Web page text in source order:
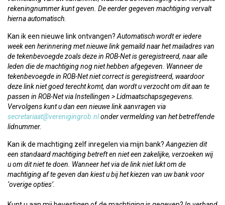
rekeningnummer kunt geven. De eerder gegeven machtiging vervalt
hierna automatisch.
Kan ik een nieuwe link ontvangen? Automatisch wordt er iedere
week een herinnering met nieuwe link gemaild naar het mailadres van
de tekenbevoegde zoals deze in ROB-Net is geregistreerd, naar alle
leden die de machtiging nog niet hebben afgegeven. Wanneer de
tekenbevoegde in ROB-Net niet correct is geregistreerd, waardoor
deze link niet goed terecht komt, dan wordt u verzocht om dit aan te
passen in ROB-Net via Instellingen > Lidmaatschapsgegevens.
Vervolgens kunt u dan een nieuwe link aanvragen via
secretariaat@verenigingrob.nlonder vermelding van het betreffende
lidnummer.
Kan ik de machtiging zelf inregelen via mijn bank? Aangezien dit
een standaard machtiging betreft en niet een zakelijke, verzoeken wij
u om dit niet te doen. Wanneer het via de link niet lukt om de
machtiging af te geven dan kiest u bij het kiezen van uw bank voor
‘overige opties’.